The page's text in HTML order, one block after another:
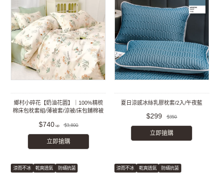
鄉村小碎花【奶油花園】｜100%精梳
棉床包枕套組/薄被套/涼被/床包鋪棉被
$740 $3,800
立即搶購
夏日涼感冰絲乳膠枕套/2入/午夜藍
$299 $350
立即搶購
涼而不冰 乾爽透氣 防蟎抗菌 涼而不冰 乾爽透氣 防蟎抗菌